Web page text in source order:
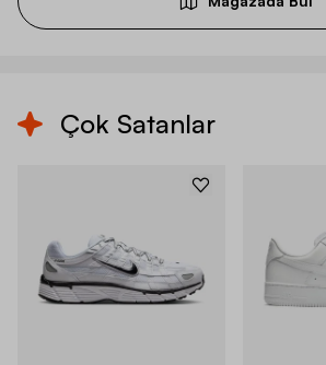
Çok Satanlar